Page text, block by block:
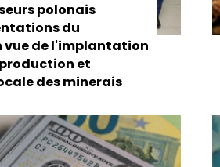
polonais
du
vue de l'implantation
et
des minerais